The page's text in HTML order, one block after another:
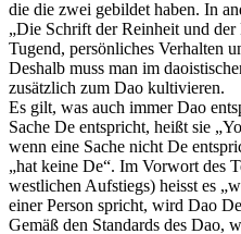
die die zwei gebildet haben. In
„Die Schrift der Reinheit und
Tugend, persönliches Verhalten
Deshalb muss man im
zusätzlich zum Dao kultivieren.
Es gilt, was auch immer Dao
Sache De entspricht, heißt sie
wenn eine Sache nicht De
„hat keine De“. Im Vorwort des
westlichen Aufstiegs) heisst es
einer Person spricht, wird Dao
Gemäß den Standards des Dao,